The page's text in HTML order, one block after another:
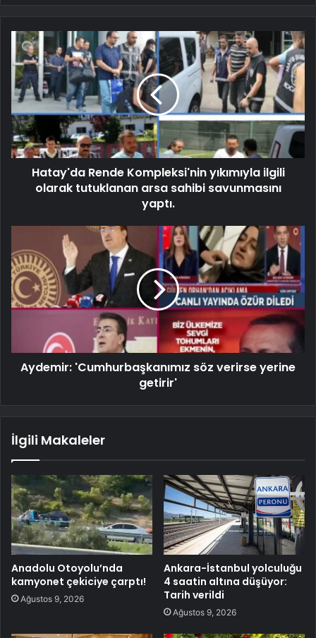
Hatay'da Rende Kompleksi'nin yıkımıyla ilgili
olarak tutuklanan arsa sahibi savunmasını
yaptı.
Aydemir: 'Cumhurbaşkanımız söz verirse yerine
getirir'
İlgili Makaleler
Anadolu Otoyolu’nda
kamyonet çekiciye çarptı!
Ağustos 9, 2026
Ankara-İstanbul yolculuğu
4 saatin altına düşüyor:
Tarih verildi
Ağustos 9, 2026